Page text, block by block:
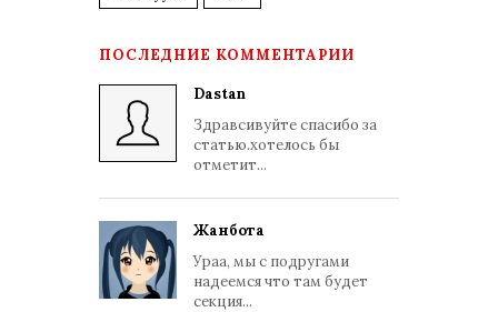
ПОСЛЕДНИЕ КОММЕНТАРИИ
Dastan
Здравсивуйте спасибо за
статью.хотелось бы
отметит...
Жанбота
Ураа, мы с подругами
надеемся что там будет
секция...